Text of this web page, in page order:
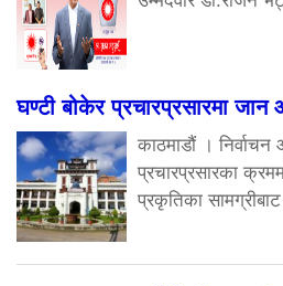
घण्टी बोकेर प्रचारप्रसारमा
काठमाडौं ।
प्रचारप्रसारका
प्रकृतिका